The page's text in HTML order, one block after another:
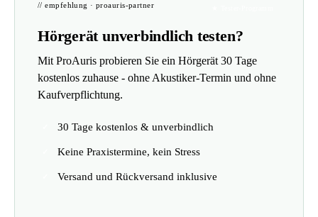
// empfehlung · proauris-partner
Hörgerät unverbindlich testen?
Mit ProAuris probieren Sie ein Hörgerät 30 Tage
kostenlos zuhause - ohne Akustiker-Termin und ohne
Kaufverpflichtung.
30 Tage kostenlos & unverbindlich
Keine Praxistermine, kein Stress
Versand und Rückversand inklusive